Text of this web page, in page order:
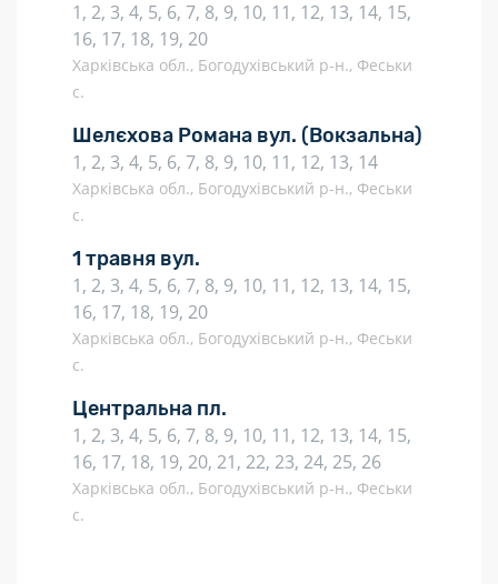
1, 2, 3, 4, 5, 6, 7, 8, 9, 10, 11, 12, 13, 14, 15,
16, 17, 18, 19, 20
Харківська обл., Богодухівський р-н., Феськи
с.
Шелєхова Романа вул. (Вокзальна)
1, 2, 3, 4, 5, 6, 7, 8, 9, 10, 11, 12, 13, 14
Харківська обл., Богодухівський р-н., Феськи
с.
1 травня вул.
1, 2, 3, 4, 5, 6, 7, 8, 9, 10, 11, 12, 13, 14, 15,
16, 17, 18, 19, 20
Харківська обл., Богодухівський р-н., Феськи
с.
Центральна пл.
1, 2, 3, 4, 5, 6, 7, 8, 9, 10, 11, 12, 13, 14, 15,
16, 17, 18, 19, 20, 21, 22, 23, 24, 25, 26
Харківська обл., Богодухівський р-н., Феськи
с.